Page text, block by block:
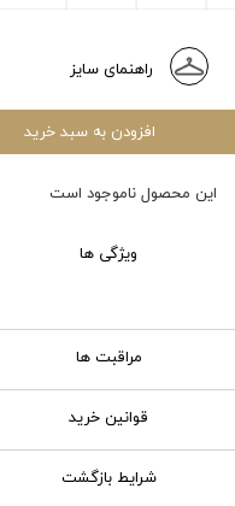
راهنمای سایز
افزودن به سبد خرید
این محصول ناموجود است
ویژگی ها
مراقبت ها
محصولات چرمی را نشویید
از مواد شوینده استفاده نکنید
قوانین خرید
تمامی کالاهای انتخابی در سبد خرید
شرایط بازگشت